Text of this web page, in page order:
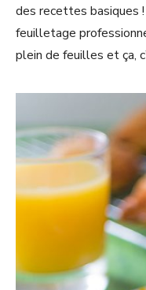
des recettes basiques
feuilletage
plein de feuilles et ça,